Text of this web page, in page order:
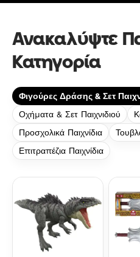
Ανακαλύψτε
Κατηγορία
Φιγούρες Δράσης & Σετ
Οχήματα & Σετ Παιχνιδιού
Προσχολικά Παιχνίδια
Επιτραπέζια Παιχνίδια